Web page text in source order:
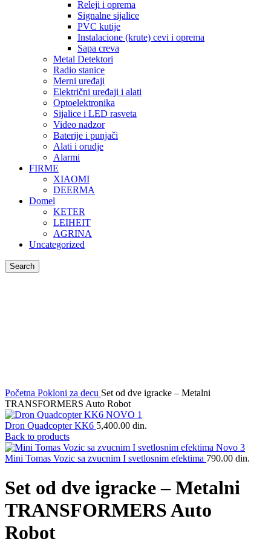
Releji i oprema
Signalne sijalice
PVC kutije
Instalacione (krute) cevi i oprema
Sapa creva
Metal Detektori
Radio stanice
Merni uređaji
Električni uređaji i alati
Optoelektronika
Sijalice i LED rasveta
Video nadzor
Baterije i punjači
Alati i orudje
Alarmi
FIRME
XIAOMI
DEERMA
Domel
KETER
LEIHEIT
AGRINA
Uncategorized
Search
Početna Pokloni za decu Set od dve igracke – Metalni
TRANSFORMERS Auto Robot
Dron Quadcopter KK6 5,400.00 din.
Back to products
Mini Tomas Vozic sa zvucnim I svetlosnim efektima 790.00 din.
Set od dve igracke – Metalni
TRANSFORMERS Auto
Robot